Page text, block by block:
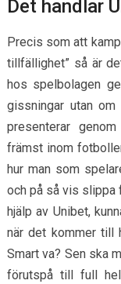
Det handlar
Precis som att
tillfällighet” så är
hos spelbolagen
gissningar utan
presenterar
främst inom
hur man som
och på så vis slippa
hjälp av Unibet,
när det kommer till
Smart va? Sen ska
förutspå till full